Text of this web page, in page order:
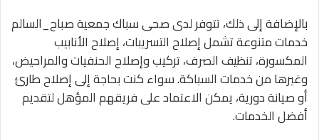
بالإضافة إلى ذلك، تتوفر لدى صحى سباك جمعية صباح_السالم
خدمات متنوعة تشمل إصلاح التسريبات، إصلاح الأنابيب
المكسورة، تنظيف الصرف، تركيب وإصلاح الحنفيات والمراحيض،
وغيرها من خدمات السباكة. سواء كنت بحاجة إلى إصلاح طارئ
أو صيانة دورية، يمكن الاعتماد على فريقهم المؤهل لتقديم
أفضل الخدمات.